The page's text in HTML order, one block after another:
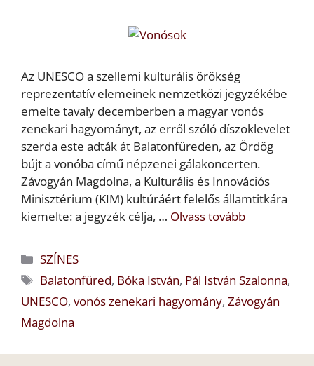
Az UNESCO a szellemi kulturális örökség
reprezentatív elemeinek nemzetközi jegyzékébe
emelte tavaly decemberben a magyar vonós
zenekari hagyományt, az erről szóló díszoklevelet
szerda este adták át Balatonfüreden, az Ördög
bújt a vonóba című népzenei gálakoncerten.
Závogyán Magdolna, a Kulturális és Innovációs
Minisztérium (KIM) kultúráért felelős államtitkára
kiemelte: a jegyzék célja, … Olvass tovább
Kategória
SZÍNES
Címkék
Balatonfüred, Bóka István, Pál István Szalonna,
UNESCO, vonós zenekari hagyomány, Závogyán
Magdolna